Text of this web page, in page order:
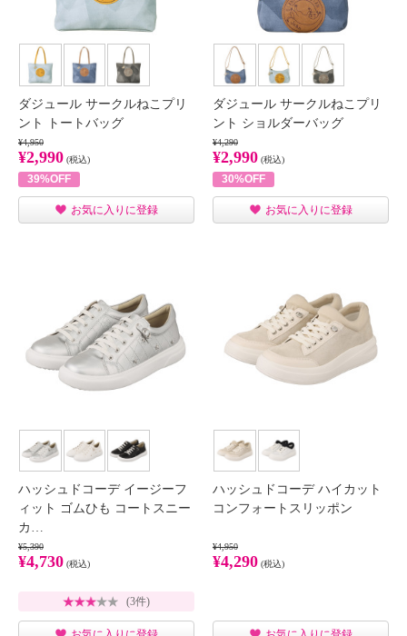
ダジュール サークルねこプリ
ント トートバッグ
¥4,950
¥2,990 (税込)
39%OFF
お気に入りに登録
ダジュール サークルねこプリ
ント ショルダーバッグ
¥4,290
¥2,990 (税込)
30%OFF
お気に入りに登録
ハッシュドコーデ イージーフ
ィット ゴムひも コートスニー
カ…
¥5,390
¥4,730 (税込)
(3件)
ハッシュドコーデ ハイカット
コンフォートスリッポン
¥4,950
¥4,290 (税込)